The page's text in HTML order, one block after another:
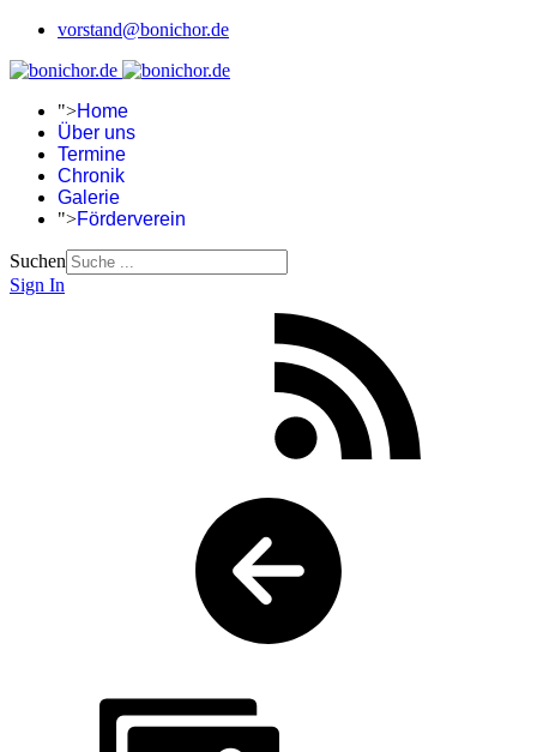
vorstand@bonichor.de
">Home
Über uns
Termine
Chronik
Galerie
">Förderverein
Suchen
Sign In